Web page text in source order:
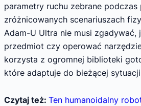
parametry ruchu zebrane
zróżnicowanych scenariuszach
Adam-U Ultra nie musi zgadywać,
przedmiot czy operować
korzysta z ogromnej biblioteki
które adaptuje do bieżącej
Czytaj też: Ten humanoidalny